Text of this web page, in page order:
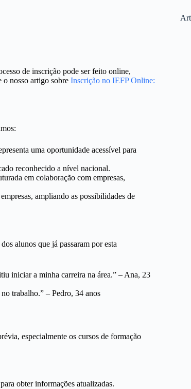
de inscrição pode ser feito online,
o nosso artigo sobre Inscrição no IEFP Online:
uma oportunidade acessível para
reconhecido a nível nacional.
em colaboração com empresas,
ampliando as possibilidades de
alunos que já passaram por esta
iniciar a minha carreira na área.” – Ana, 23
trabalho.” – Pedro, 34 anos
especialmente os cursos de formação
obter informações atualizadas.